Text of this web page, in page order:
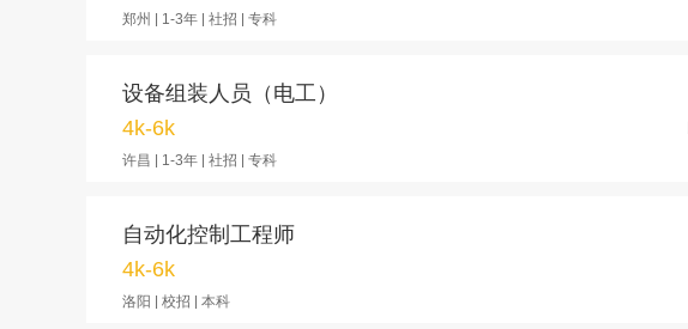
郑州 | 1-3年 | 社招 | 专科
设备组装人员（电工）
4k-6k
许昌 | 1-3年 | 社招 | 专科
自动化控制工程师
4k-6k
洛阳 | 校招 | 本科